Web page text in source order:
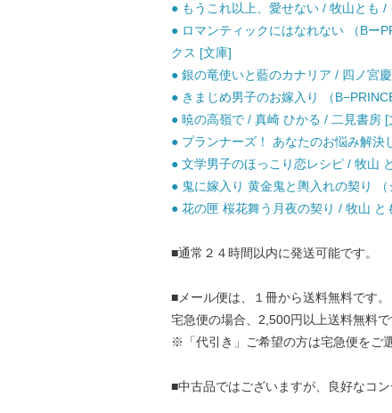
● もうこれ以上、愛せない / 牧山とも /
● ロマンティックにはなれない （Bー
クス [文庫]
● 銀の竜使いと藍のカナリア / 四ノ宮
● きまじめ男子のお嫁入り （
● 暁の高嶺で / 真崎 ひかる / 二見書房 [
● プランナーズ！ あなたのお悩み解決
● 文学男子のほっこり恋レシピ / 牧山
● 鬼に嫁入り 黄金鬼と輿入れの契り
● 花の匣 桜花舞う月夜の契り / 牧山 と
■通常２４時間以内に発送可能です。
■メール便は、１冊から送料無料です。
宅急便の場合、2,500円以上送料無料で
※「代引き」ご希望の方は宅急便をご
■中古品ではございますが、良好なコン